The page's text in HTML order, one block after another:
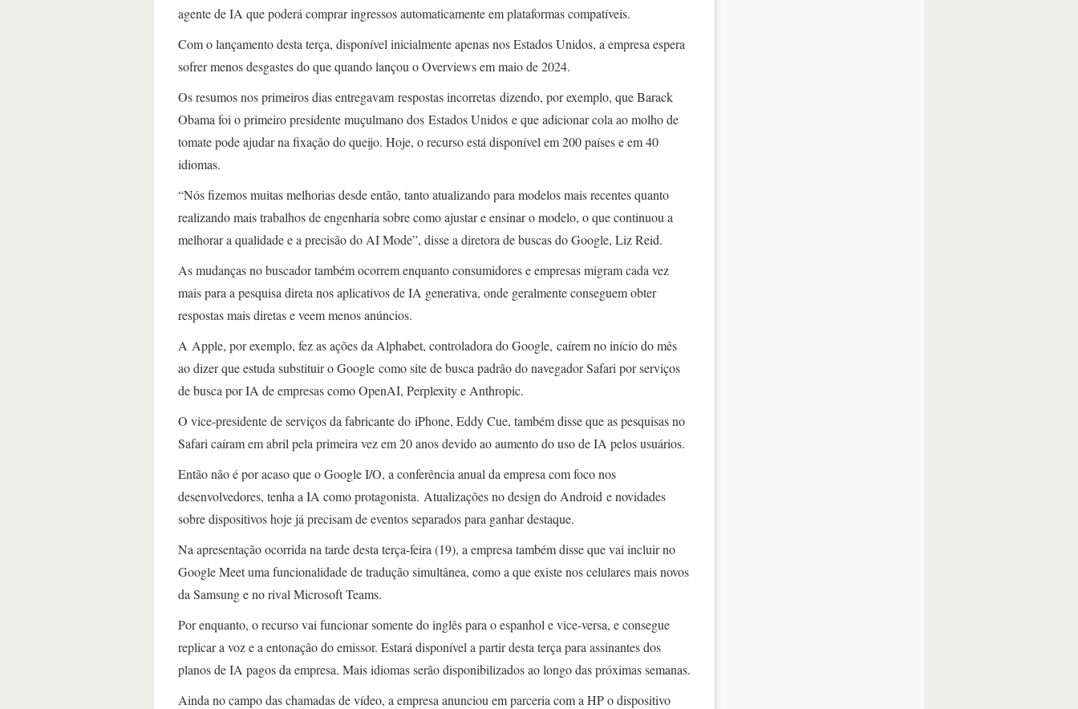
agente de IA que poderá comprar ingressos automaticamente em plataformas compatíveis.
Com o lançamento desta terça, disponível inicialmente apenas nos Estados Unidos, a empresa espera
sofrer menos desgastes do que quando lançou o Overviews em maio de 2024.
Os resumos nos primeiros dias entregavam respostas incorretas dizendo, por exemplo, que Barack
Obama foi o primeiro presidente muçulmano dos Estados Unidos e que adicionar cola ao molho de
tomate pode ajudar na fixação do queijo. Hoje, o recurso está disponível em 200 países e em 40
idiomas.
“Nós fizemos muitas melhorias desde então, tanto atualizando para modelos mais recentes quanto
realizando mais trabalhos de engenharia sobre como ajustar e ensinar o modelo, o que continuou a
melhorar a qualidade e a precisão do AI Mode”, disse a diretora de buscas do Google, Liz Reid.
As mudanças no buscador também ocorrem enquanto consumidores e empresas migram cada vez
mais para a pesquisa direta nos aplicativos de IA generativa, onde geralmente conseguem obter
respostas mais diretas e veem menos anúncios.
A Apple, por exemplo, fez as ações da Alphabet, controladora do Google, caírem no início do mês
ao dizer que estuda substituir o Google como site de busca padrão do navegador Safari por serviços
de busca por IA de empresas como OpenAI, Perplexity e Anthropic.
O vice-presidente de serviços da fabricante do iPhone, Eddy Cue, também disse que as pesquisas no
Safari caíram em abril pela primeira vez em 20 anos devido ao aumento do uso de IA pelos usuários.
Então não é por acaso que o Google I/O, a conferência anual da empresa com foco nos
desenvolvedores, tenha a IA como protagonista. Atualizações no design do Android e novidades
sobre dispositivos hoje já precisam de eventos separados para ganhar destaque.
Na apresentação ocorrida na tarde desta terça-feira (19), a empresa também disse que vai incluir no
Google Meet uma funcionalidade de tradução simultânea, como a que existe nos celulares mais novos
da Samsung e no rival Microsoft Teams.
Por enquanto, o recurso vai funcionar somente do inglês para o espanhol e vice-versa, e consegue
replicar a voz e a entonação do emissor. Estará disponível a partir desta terça para assinantes dos
planos de IA pagos da empresa. Mais idiomas serão disponibilizados ao longo das próximas semanas.
Ainda no campo das chamadas de vídeo, a empresa anunciou em parceria com a HP o dispositivo